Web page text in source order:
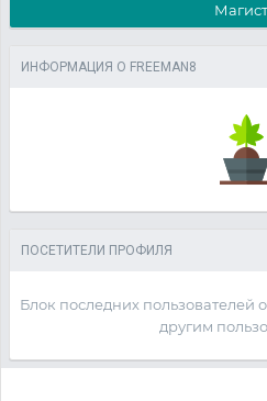
ИНФОРМАЦИЯ О FREEMAN8
ПОСЕТИТЕЛИ ПРОФИЛЯ
Блок последних пользователей
другим